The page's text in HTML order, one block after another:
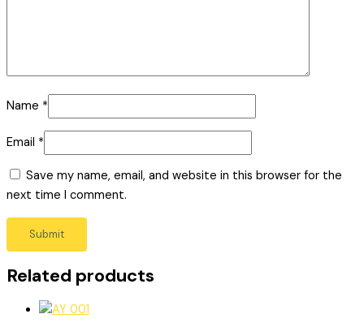
Name *
Email *
Save my name, email, and website in this browser for the
next time I comment.
Related products